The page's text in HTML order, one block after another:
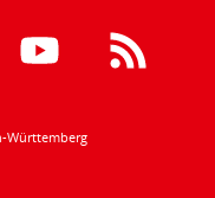
Württemberg